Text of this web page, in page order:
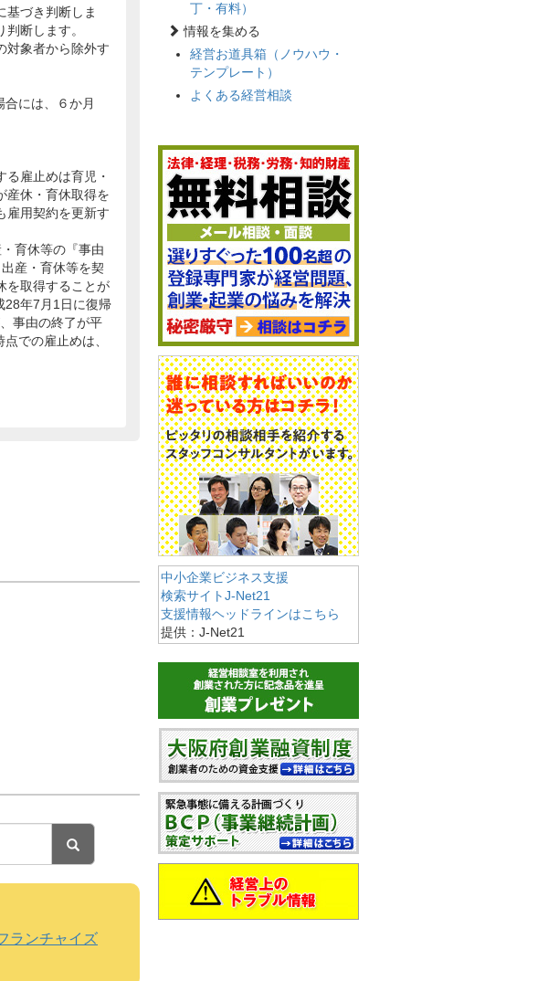
づき判断しま
断します。
象者から除外す
には、６か月
雇止めは育児・
産休・育休取得を
雇用契約を更新す
育休等の『事由
産・育休等を契
を取得することが
28年7月1日に復帰
事由の終了が平
での雇止めは、
ランチャイズ
丁・有料）
情報を集める
経営お道具箱（ノウハウ・
テンプレート）
よくある経営相談
中小企業ビジネス支援
検索サイトJ-Net21
支援情報ヘッドラインはこちら
提供：J-Net21